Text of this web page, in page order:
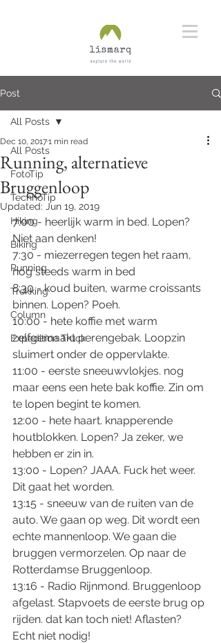
Post
All Posts
FotoTip
TechnoTip
Hiking
Biking
Running
Trekking
Column
Expedition Truck
All Posts
Running, alternatieve
Bruggenloop
Dec 10, 20171 min read
Updated: Jun 19, 2019
7:00 - heerlijk warm in bed. Lopen?
Niet aan denken!
7:30 - miezerregen tegen het raam,
nog steeds warm in bed
8:30 - koud buiten, warme croissants
binnen. Lopen? Poeh.
10:00 - hete koffie met warm
zelfgemaakt perengebak. Loopzin
sluimert onder de oppervlakte.
11:00 - eerste sneeuwvlokjes. nog
maar eens een hete bak koffie. Zin om
te lopen begint te komen.
12:00 - hete haart. knapperende
houtblokken. Lopen? Ja zeker, we
hebben er zin in.
13:00 - Lopen? JAAA. Fuck het weer.
Dit gaat het worden.
13:15 - sneeuw van de ruiten van de
auto. We gaan op weg. Dit wordt een
echte mannenloop. We gaan die
bruggen vermorzelen. Op naar de
Rotterdamse Bruggenloop.
13:16 - Radio Rijnmond. Bruggenloop
afgelast. Stapvoets de eerste brug op
rijden. dat kan toch niet! Aflasten?
Echt niet nodig!